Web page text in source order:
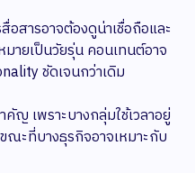
อสารอาจต้องดูน่าเชื่อถือและ
ายเป็นวัยรุ่น คอนเทนต์อาจ
ชัดเจนกว่าเดิม
ญ เพราะบางกลุ่มใช้เวลาอยู่
ณะที่บางธุรกิจอาจเหมาะกับ